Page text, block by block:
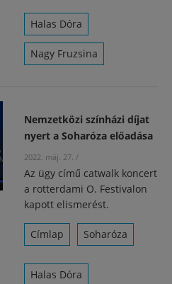
Halas Dóra
Nagy Fruzsina
Nemzetközi színházi díjat
nyert a Soharóza előadása
2022. máj. 27. /
Az ügy című catwalk koncert
a rotterdami O. Festivalon
kapott elismerést.
Címlap Soharóza
Halas Dóra